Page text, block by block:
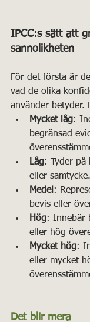
IPCC:s sätt att
sannolikheten
För det första är
vad de olika
använder betyder.
Mycket låg:
begränsad
Låg: Tyder på
eller samtycke.
Medel :
bevis eller
Hög: Innebär
eller hög
Mycket hög:
eller mycket
Det blir mera